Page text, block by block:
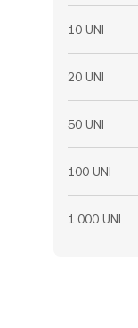
10 UNI
20 UNI
50 UNI
100 UNI
1.000 UNI